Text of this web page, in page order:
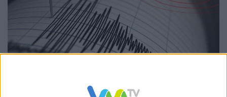
a Oeste-Noroeste de Silves.